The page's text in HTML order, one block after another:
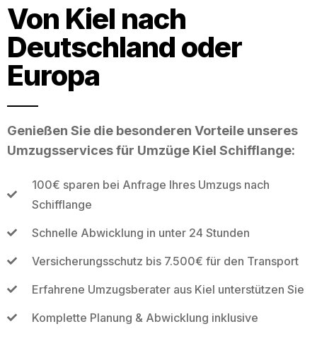
Von Kiel nach
Deutschland oder
Europa
Genießen Sie die besonderen Vorteile unseres
Umzugsservices für Umzüge Kiel Schifflange:
100€ sparen bei Anfrage Ihres Umzugs nach
Schifflange
Schnelle Abwicklung in unter 24 Stunden
Versicherungsschutz bis 7.500€ für den Transport
Erfahrene Umzugsberater aus Kiel unterstützen Sie
Komplette Planung & Abwicklung inklusive